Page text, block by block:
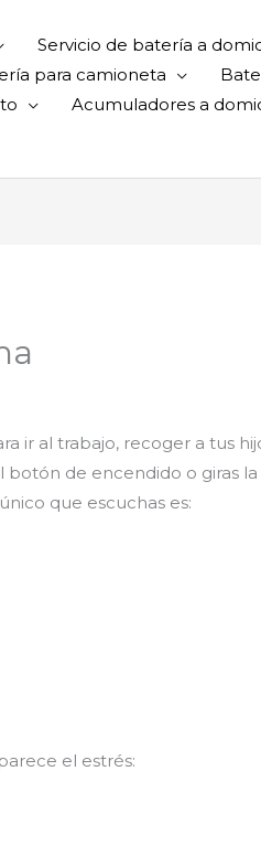
Servicio de batería a
para camioneta
Acumuladores a
ir al trabajo, recoger a tus
botón de encendido o giras
que escuchas es:
el estrés: